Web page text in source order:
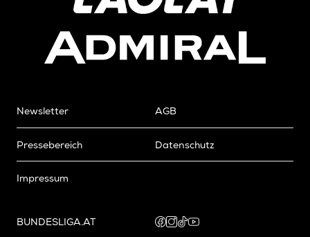
Newsletter
Pressebereich
Impressum
AGB
Datenschutz
BUNDESLIGA.AT